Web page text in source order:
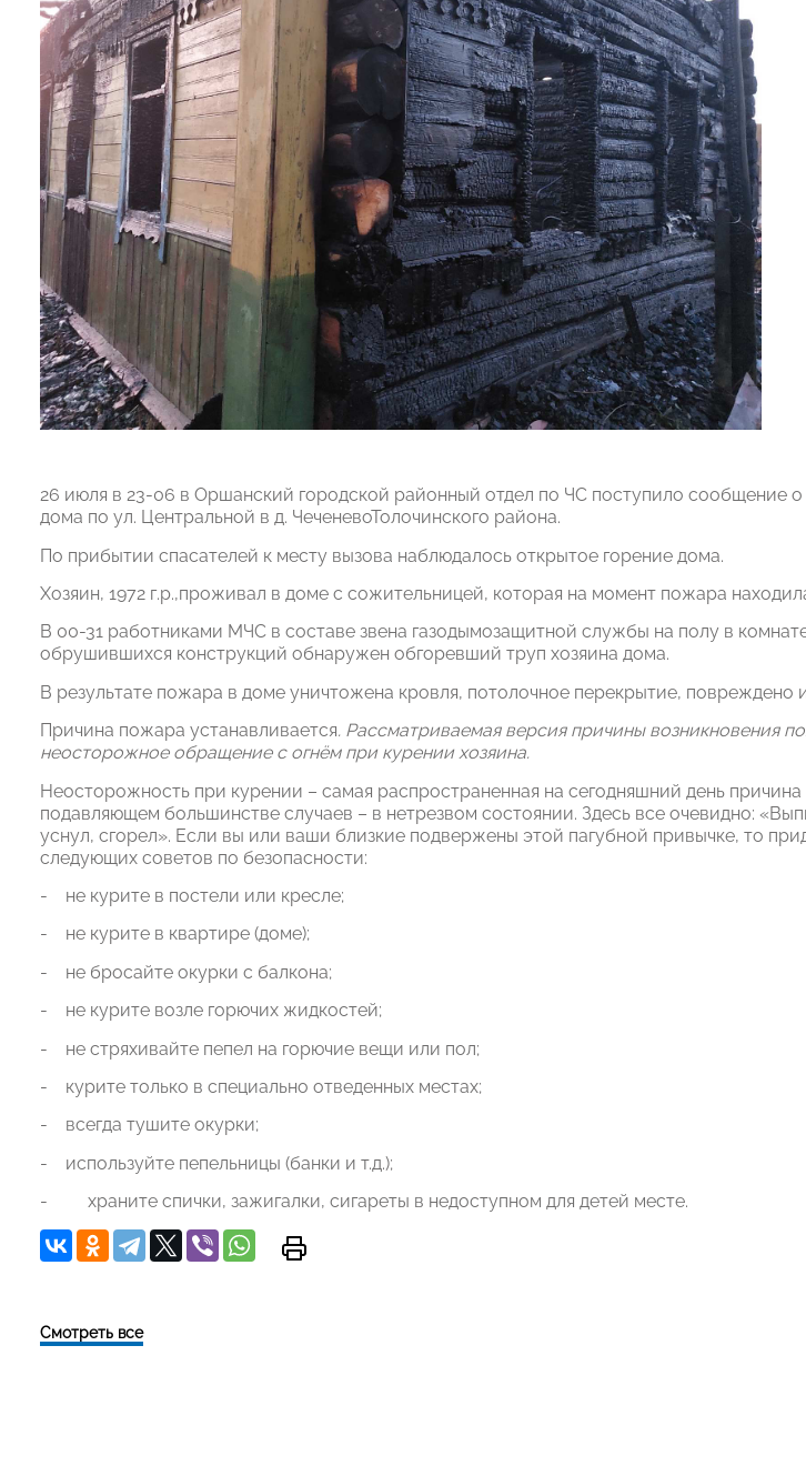
26 июля в 23-06 в Оршанский городской районный отдел по ЧС поступило сообщение
дома по ул. Центральной в д. ЧеченевоТолочинского района.
По прибытии спасателей к месту вызова наблюдалось открытое горение дома.
Хозяин, 1972 г.р.,проживал в доме с сожительницей, которая на момент пожара
В 00-31 работниками МЧС в составе звена газодымозащитной службы на полу в
обрушившихся конструкций обнаружен обгоревший труп хозяина дома.
В результате пожара в доме уничтожена кровля, потолочное перекрытие, повреждено
Причина пожара устанавливается. Рассматриваемая версия причины возникновения
неосторожное обращение с огнём при курении хозяина.
Неосторожность при курении – самая распространенная на сегодняшний день
подавляющем большинстве случаев – в нетрезвом состоянии. Здесь все очевидно:
уснул, сгорел». Если вы или ваши близкие подвержены этой пагубной привычке, то
следующих советов по безопасности:
- не курите в постели или кресле;
- не курите в квартире (доме);
- не бросайте окурки с балкона;
- не курите возле горючих жидкостей;
- не стряхивайте пепел на горючие вещи или пол;
- курите только в специально отведенных местах;
- всегда тушите окурки;
- используйте пепельницы (банки и т.д.);
- храните спички, зажигалки, сигареты в недоступном для детей месте.
Смотреть все